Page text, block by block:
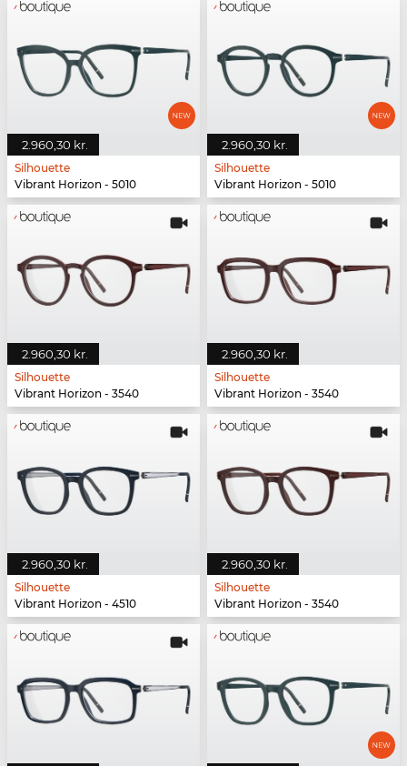
2.960,30 kr.
Silhouette
Vibrant Horizon - 5010
2.960,30 kr.
Silhouette
Vibrant Horizon - 5010
2.960,30 kr.
Silhouette
Vibrant Horizon - 3540
2.960,30 kr.
Silhouette
Vibrant Horizon - 3540
2.960,30 kr.
Silhouette
Vibrant Horizon - 4510
2.960,30 kr.
Silhouette
Vibrant Horizon - 3540